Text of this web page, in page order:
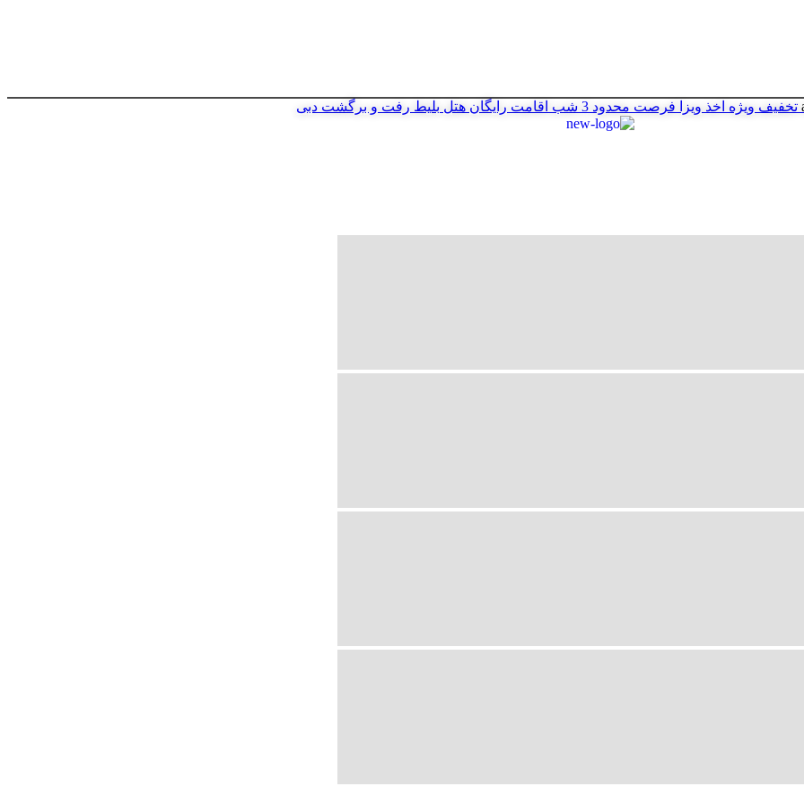
تخفیف ویژه اخذ ویزا فرصت محدود 3 شب اقامت رایگان هتل بلیط رفت و برگشت دبی